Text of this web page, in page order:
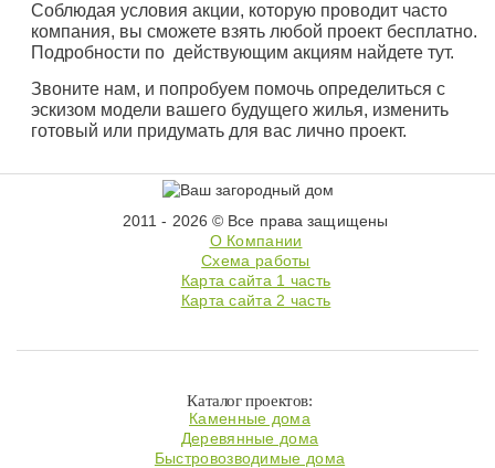
Соблюдая условия акции, которую проводит часто
компания, вы сможете взять любой проект бесплатно.
Подробности по действующим акциям найдете тут.
Звоните нам, и попробуем помочь определиться с
эскизом модели вашего будущего жилья, изменить
готовый или придумать для вас лично проект.
2011 - 2026 © Все права защищены
О Компании
Схема работы
Карта сайта 1 часть
Карта сайта 2 часть
Каталог проектов:
Каменные дома
Деревянные дома
Быстровозводимые дома